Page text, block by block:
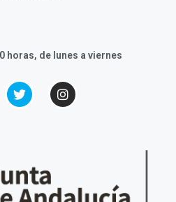
horas, de lunes a viernes